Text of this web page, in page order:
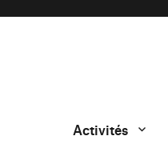
Activités